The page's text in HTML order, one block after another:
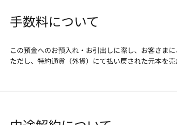
手数料について
この預金へのお預入れ・お引出しに際し、お客さま
ただし、特約通貨（外貨）にて払い戻された元本を